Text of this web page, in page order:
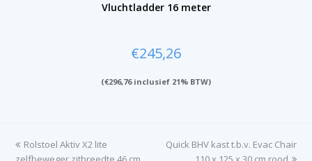
Vluchtladder 16 meter
€245,26
(€296,76inclusief 21% BTW)
previous
Rolstoel Aktiv X2 lite
next
Quick BHV kast t.b.v. Evac Chair